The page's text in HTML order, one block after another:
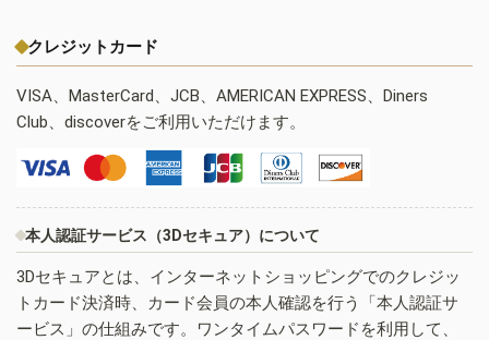
クレジットカード
VISA、MasterCard、JCB、AMERICAN EXPRESS、Diners
Club、discoverをご利用いただけます。
本人認証サービス（3Dセキュア）について
3Dセキュアとは、インターネットショッピングでのクレジッ
トカード決済時、カード会員の本人確認を行う「本人認証サ
ービス」の仕組みです。ワンタイムパスワードを利用して、